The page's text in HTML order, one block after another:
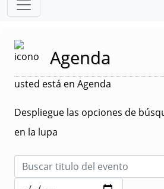
Agenda
usted está en Agenda
Despliegue las opciones de
en la lupa